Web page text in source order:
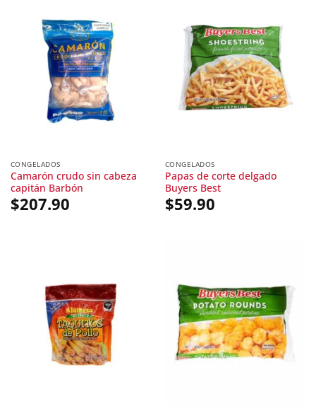
CONGELADOS
Camarón crudo sin cabeza
capitán Barbón
$207.90
CONGELADOS
Papas de corte delgado
Buyers Best
$59.90